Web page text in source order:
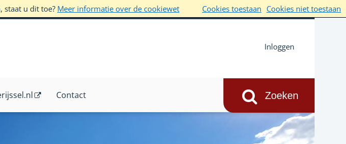
staat u dit toe? Meer informatie over de cookiewet Cookies toestaan Cookies niet toestaan
Inloggen
Contact